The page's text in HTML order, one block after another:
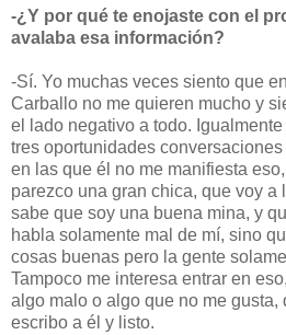
-¿Y por qué te enojaste con el
avalaba esa información?
-Sí. Yo muchas veces siento que
Carballo no me quieren mucho y
el lado negativo a todo.
tres oportunidades
en las que él no me manifiesta
parezco una gran chica, que voy a
sabe que soy una buena mina, y
habla solamente mal de mí, sino
cosas buenas pero la gente
Tampoco me interesa entrar en
algo malo o algo que no me gusta,
escribo a él y listo.